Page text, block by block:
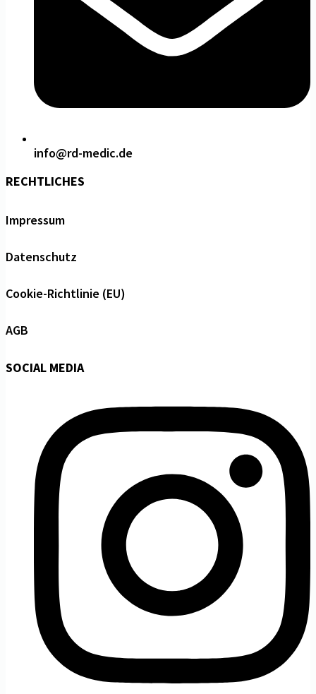
info@rd-medic.de
RECHTLICHES
Impressum
Datenschutz
Cookie-Richtlinie (EU)
AGB
SOCIAL MEDIA